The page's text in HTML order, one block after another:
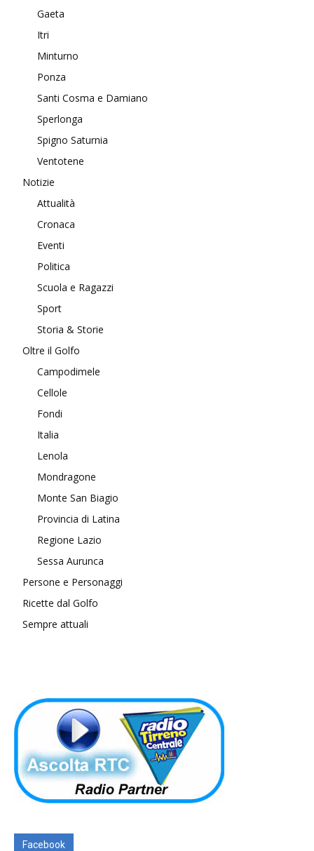
Gaeta
Itri
Minturno
Ponza
Santi Cosma e Damiano
Sperlonga
Spigno Saturnia
Ventotene
Notizie
Attualità
Cronaca
Eventi
Politica
Scuola e Ragazzi
Sport
Storia & Storie
Oltre il Golfo
Campodimele
Cellole
Fondi
Italia
Lenola
Mondragone
Monte San Biagio
Provincia di Latina
Regione Lazio
Sessa Aurunca
Persone e Personaggi
Ricette dal Golfo
Sempre attuali
Facebook